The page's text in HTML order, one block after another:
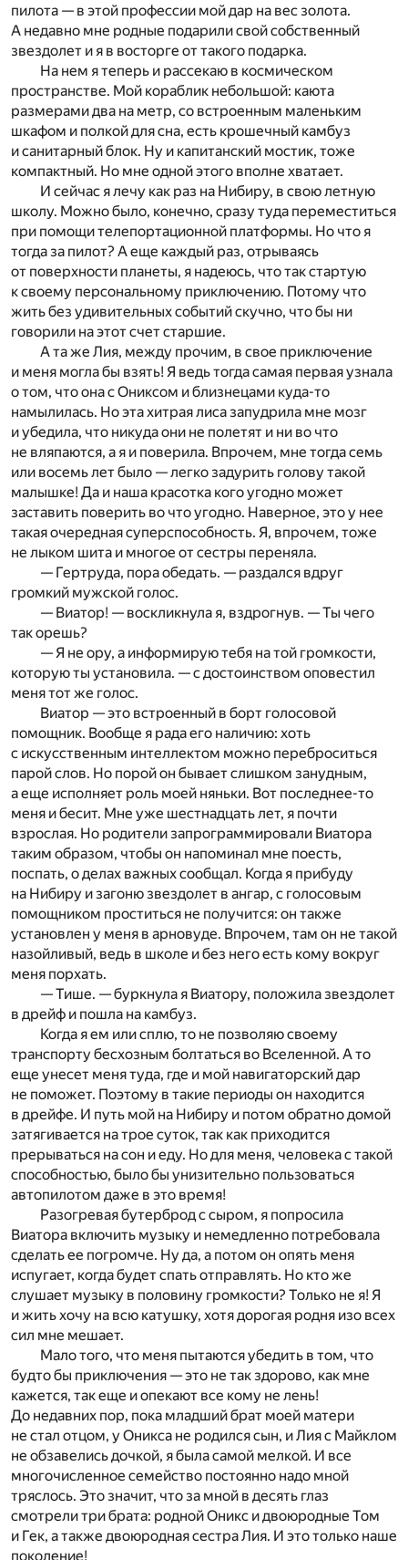
пилота — в этой профессии мой дар на вес золота.
А недавно мне родные подарили свой собственный
звездолет и я в восторге от такого подарка.
На нем я теперь и рассекаю в космическом
пространстве. Мой кораблик небольшой: каюта
размерами два на метр, со встроенным маленьким
шкафом и полкой для сна, есть крошечный камбуз
и санитарный блок. Ну и капитанский мостик, тоже
компактный. Но мне одной этого вполне хватает.
И сейчас я лечу как раз на Нибиру, в свою летную
школу. Можно было, конечно, сразу туда переместиться
при помощи телепортационной платформы. Но что я
тогда за пилот? А еще каждый раз, отрываясь
от поверхности планеты, я надеюсь, что так стартую
к своему персональному приключению. Потому что
жить без удивительных событий скучно, что бы ни
говорили на этот счет старшие.
А та же Лия, между прочим, в свое приключение
и меня могла бы взять! Я ведь тогда самая первая узнала
о том, что она с Ониксом и близнецами куда-то
намылилась. Но эта хитрая лиса запудрила мне мозг
и убедила, что никуда они не полетят и ни во что
не вляпаются, а я и поверила. Впрочем, мне тогда семь
или восемь лет было — легко задурить голову такой
малышке! Да и наша красотка кого угодно может
заставить поверить во что угодно. Наверное, это у нее
такая очередная суперспособность. Я, впрочем, тоже
не лыком шита и многое от сестры переняла.
— Гертруда, пора обедать. — раздался вдруг
громкий мужской голос.
— Виатор! — воскликнула я, вздрогнув. — Ты чего
так орешь?
— Я не ору, а информирую тебя на той громкости,
которую ты установила. — с достоинством оповестил
меня тот же голос.
Виатор — это встроенный в борт голосовой
помощник. Вообще я рада его наличию: хоть
с искусственным интеллектом можно переброситься
парой слов. Но порой он бывает слишком занудным,
а еще исполняет роль моей няньки. Вот последнее-то
меня и бесит. Мне уже шестнадцать лет, я почти
взрослая. Но родители запрограммировали Виатора
таким образом, чтобы он напоминал мне поесть,
поспать, о делах важных сообщал. Когда я прибуду
на Нибиру и загоню звездолет в ангар, с голосовым
помощником проститься не получится: он также
установлен у меня в арновуде. Впрочем, там он не такой
назойливый, ведь в школе и без него есть кому вокруг
меня порхать.
— Тише. — буркнула я Виатору, положила звездолет
в дрейф и пошла на камбуз.
Когда я ем или сплю, то не позволяю своему
транспорту бесхозным болтаться во Вселенной. А то
еще унесет меня туда, где и мой навигаторский дар
не поможет. Поэтому в такие периоды он находится
в дрейфе. И путь мой на Нибиру и потом обратно домой
затягивается на трое суток, так как приходится
прерываться на сон и еду. Но для меня, человека с такой
способностью, было бы унизительно пользоваться
автопилотом даже в это время!
Разогревая бутерброд с сыром, я попросила
Виатора включить музыку и немедленно потребовала
сделать ее погромче. Ну да, а потом он опять меня
испугает, когда будет спать отправлять. Но кто же
слушает музыку в половину громкости? Только не я! Я
и жить хочу на всю катушку, хотя дорогая родня изо всех
сил мне мешает.
Мало того, что меня пытаются убедить в том, что
будто бы приключения — это не так здорово, как мне
кажется, так еще и опекают все кому не лень!
До недавних пор, пока младший брат моей матери
не стал отцом, у Оникса не родился сын, и Лия с Майклом
не обзавелись дочкой, я была самой мелкой. И все
многочисленное семейство постоянно надо мной
тряслось. Это значит, что за мной в десять глаз
смотрели три брата: родной Оникс и двоюродные Том
и Гек, а также двоюродная сестра Лия. И это только наше
поколение!